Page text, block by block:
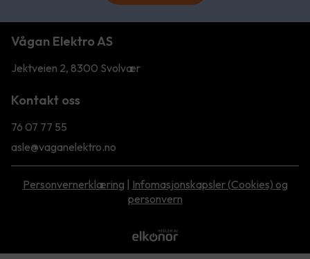
Vågan Elektro AS
Jektveien 2, 8300 Svolvær
Kontakt oss
76 07 77 55
asle@vaganelektro.no
Personvernerklæring
Infomasjonskapsler (Cookies) og
personvern